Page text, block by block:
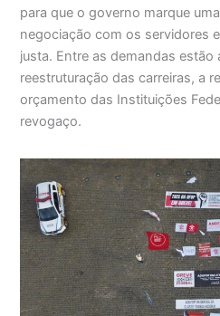
para que o governo marque
negociação com os servidores
justa. Entre as demandas estão
reestruturação das carreiras, a
orçamento das Instituições
revogaço.